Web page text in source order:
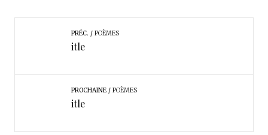
PRÉC. POÈMES
itle
PROCHAINE POÈMES
itle